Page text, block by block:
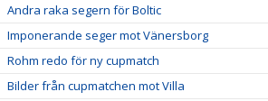
Andra raka segern för Boltic
Imponerande seger mot Vänersborg
Rohm redo för ny cupmatch
Bilder från cupmatchen mot Villa